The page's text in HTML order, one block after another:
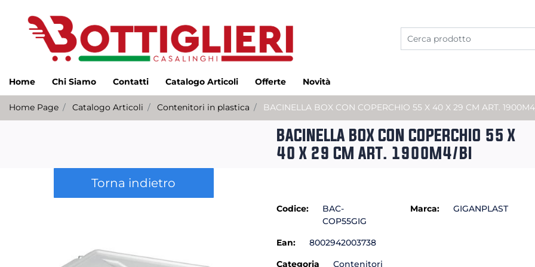
Home Chi Siamo Contatti Catalogo Articoli Offerte Novità
Home Page Catalogo Articoli Contenitori in plastica BACINELLA BOX CON COPERCHIO 55 X 40 X 29 CM ART.
Torna indietro
BACINELLA BOX CON COPERCHIO 55 X
40 X 29 CM ART. 1900M4/BI
Codice:
BAC-
COP55GIG
Ean:
8002942003738
Categoria
Contenitori
Marca: GIGANPLAST